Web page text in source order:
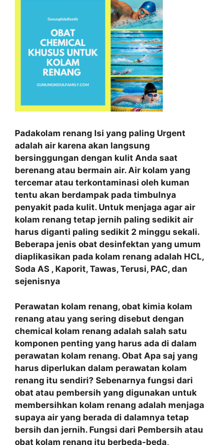
Padakolam renang Isi yang paling Urgent
adalah air karena akan langsung
bersinggungan dengan kulit Anda saat
berenang atau bermain air. Air kolam yang
tercemar atau terkontaminasi oleh kuman
tentu akan berdampak pada timbulnya
penyakit pada kulit. Untuk menjaga agar air
kolam renang tetap jernih paling sedikit air
harus diganti paling sedikit 2 minggu sekali.
Beberapa jenis obat desinfektan yang umum
diaplikasikan pada kolam renang adalah HCL,
Soda AS , Kaporit, Tawas, Terusi, PAC, dan
sejenisnya
Perawatan kolam renang, obat kimia kolam
renang atau yang sering disebut dengan
chemical kolam renang adalah salah satu
komponen penting yang harus ada di dalam
perawatan kolam renang. Obat Apa saj yang
harus diperlukan dalam perawatan kolam
renang itu sendiri? Sebenarnya fungsi dari
obat atau pembersih yang digunakan untuk
membersihkan kolam renang adalah menjaga
supaya air yang berada di dalamnya tetap
bersih dan jernih. Fungsi dari Pembersih atau
obat kolam renang itu berbeda-beda,